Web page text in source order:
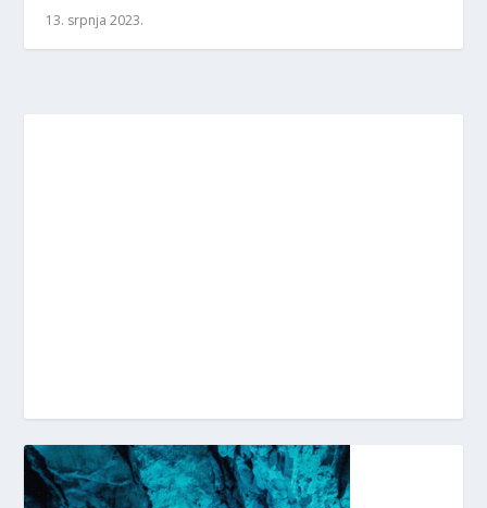
13. srpnja 2023.